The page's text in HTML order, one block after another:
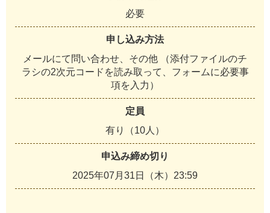
必要
申し込み方法
メールにて問い合わせ、その他 （添付ファイルのチ
ラシの2次元コードを読み取って、フォームに必要事
項を入力）
定員
有り（10人）
申込み締め切り
2025年07月31日（木）23:59